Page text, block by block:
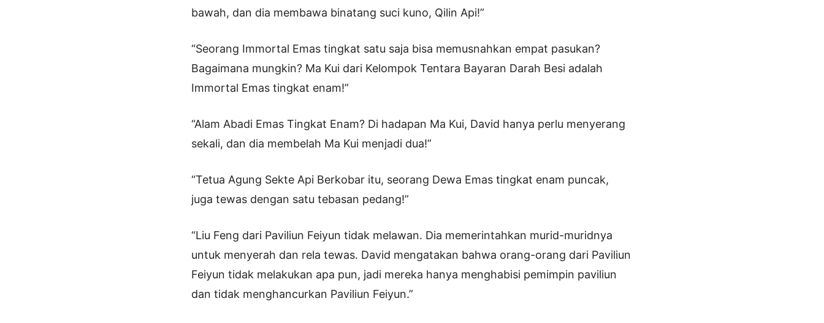
bawah, dan dia membawa binatang suci kuno, Qilin Api!”
“Seorang Immortal Emas tingkat satu saja bisa memusnahkan empat pasukan?
Bagaimana mungkin? Ma Kui dari Kelompok Tentara Bayaran Darah Besi adalah
Immortal Emas tingkat enam!”
“Alam Abadi Emas Tingkat Enam? Di hadapan Ma Kui, David hanya perlu menyerang
sekali, dan dia membelah Ma Kui menjadi dua!”
“Tetua Agung Sekte Api Berkobar itu, seorang Dewa Emas tingkat enam puncak,
juga tewas dengan satu tebasan pedang!”
“Liu Feng dari Paviliun Feiyun tidak melawan. Dia memerintahkan murid-muridnya
untuk menyerah dan rela tewas. David mengatakan bahwa orang-orang dari Paviliun
Feiyun tidak melakukan apa pun, jadi mereka hanya menghabisi pemimpin paviliun
dan tidak menghancurkan Paviliun Feiyun.”